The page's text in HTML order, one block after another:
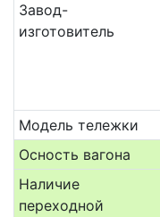
Завод-
изготовитель
Модель тележки
Осность вагона
Наличие
переходной